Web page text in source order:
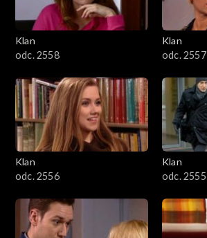
Klan
odc. 2558
Klan
odc. 2557
Klan
odc. 2556
Klan
odc. 2555